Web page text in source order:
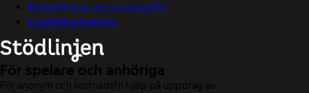
Behandling av personuppgifter
Visselblåsarfunktion
För spelare och anhöriga
För anonym och kostnadsfri hjälp på uppdrag av